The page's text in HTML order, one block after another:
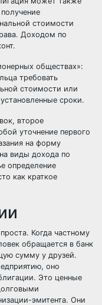
стоимости
Доходом по
обществах»:
требовать
стоимости или
сроки.
второе
уточнение первого
на форму
виды дохода по
определение
как краткое
Когда частному
обращается в банк
сумму у друзей.
оно
Это ценные
эмитента. Они